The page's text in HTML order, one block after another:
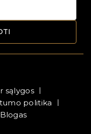
sąlygos
politika
Blogas